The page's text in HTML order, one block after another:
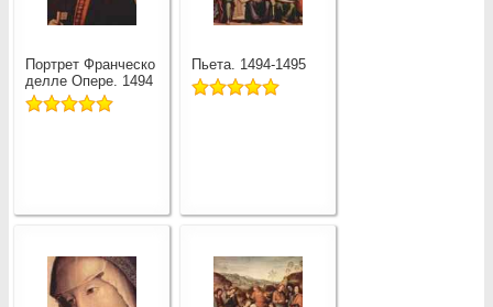
Портрет Франческо
делле Опере. 1494
Пьета. 1494-1495